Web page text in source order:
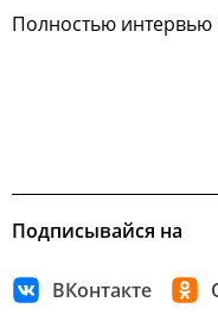
Полностью
Подписывайся на
ВКонтакте